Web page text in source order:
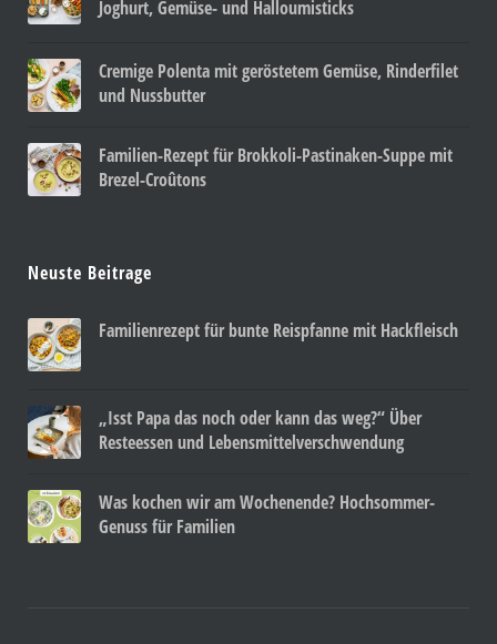
Joghurt, Gemüse- und Halloumisticks
Cremige Polenta mit geröstetem Gemüse, Rinderfilet
und Nussbutter
Familien-Rezept für Brokkoli-Pastinaken-Suppe mit
Brezel-Croûtons
Neuste Beitrage
Familienrezept für bunte Reispfanne mit Hackfleisch
„Isst Papa das noch oder kann das weg?“ Über
Resteessen und Lebensmittelverschwendung
Was kochen wir am Wochenende? Hochsommer-
Genuss für Familien